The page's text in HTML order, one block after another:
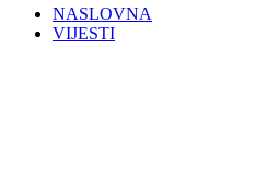
NASLOVNA
VIJESTI